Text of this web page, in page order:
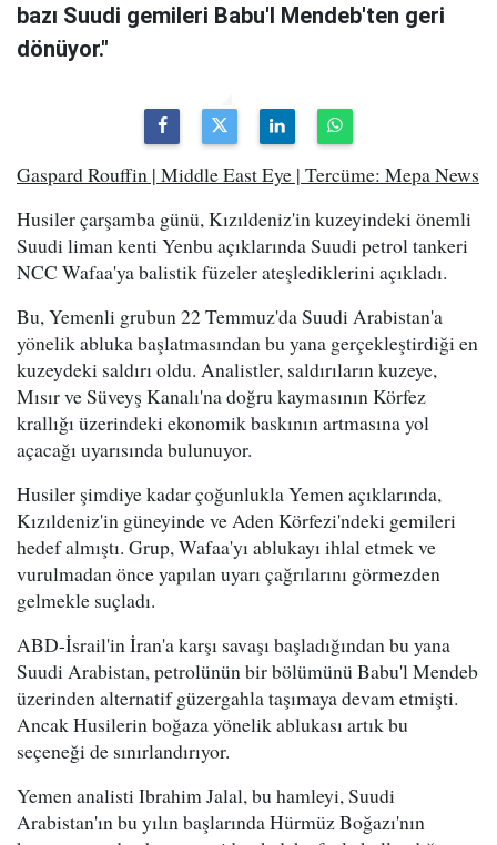
bazı Suudi gemileri Babu'l Mendeb'ten geri
dönüyor."
Gaspard Rouffin | Middle East Eye | Tercüme: Mepa News
Husiler çarşamba günü, Kızıldeniz'in kuzeyindeki önemli
Suudi liman kenti Yenbu açıklarında Suudi petrol tankeri
NCC Wafaa'ya balistik füzeler ateşlediklerini açıkladı.
Bu, Yemenli grubun 22 Temmuz'da Suudi Arabistan'a
yönelik abluka başlatmasından bu yana gerçekleştirdiği en
kuzeydeki saldırı oldu. Analistler, saldırıların kuzeye,
Mısır ve Süveyş Kanalı'na doğru kaymasının Körfez
krallığı üzerindeki ekonomik baskının artmasına yol
açacağı uyarısında bulunuyor.
Husiler şimdiye kadar çoğunlukla Yemen açıklarında,
Kızıldeniz'in güneyinde ve Aden Körfezi'ndeki gemileri
hedef almıştı. Grup, Wafaa'yı ablukayı ihlal etmek ve
vurulmadan önce yapılan uyarı çağrılarını görmezden
gelmekle suçladı.
ABD-İsrail'in İran'a karşı savaşı başladığından bu yana
Suudi Arabistan, petrolünün bir bölümünü Babu'l Mendeb
üzerinden alternatif güzergahla taşımaya devam etmişti.
Ancak Husilerin boğaza yönelik ablukası artık bu
seçeneği de sınırlandırıyor.
Yemen analisti Ibrahim Jalal, bu hamleyi, Suudi
Arabistan'ın bu yılın başlarında Hürmüz Boğazı'nın